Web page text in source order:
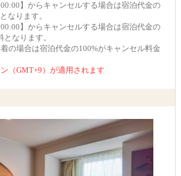
】からキャンセルする場合は宿泊代金の
なります。
】からキャンセルする場合は宿泊代金の
なります。
の場合は宿泊代金の100%がキャンセル料金
（GMT+9）が適用されます